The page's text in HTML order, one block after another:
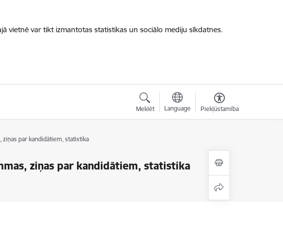
vietnē var tikt izmantotas statistikas un sociālo mediju sīkdatnes.
Meklēt Language Piekļūstamība
par kandidātiem, statistika
ziņas par kandidātiem, statistika